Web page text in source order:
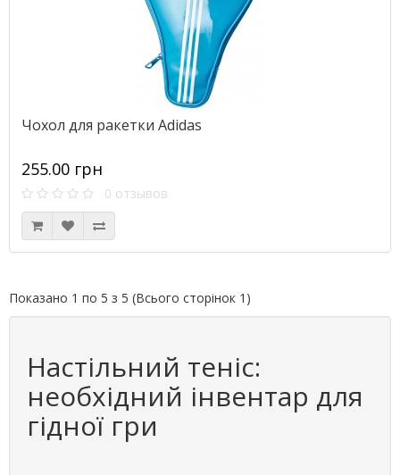
Чохол для ракетки Adidas
255.00 грн
0 отзывов
Показано 1 по 5 з 5 (Всього сторінок 1)
Настільний теніс:
необхідний інвентар для
гідної гри